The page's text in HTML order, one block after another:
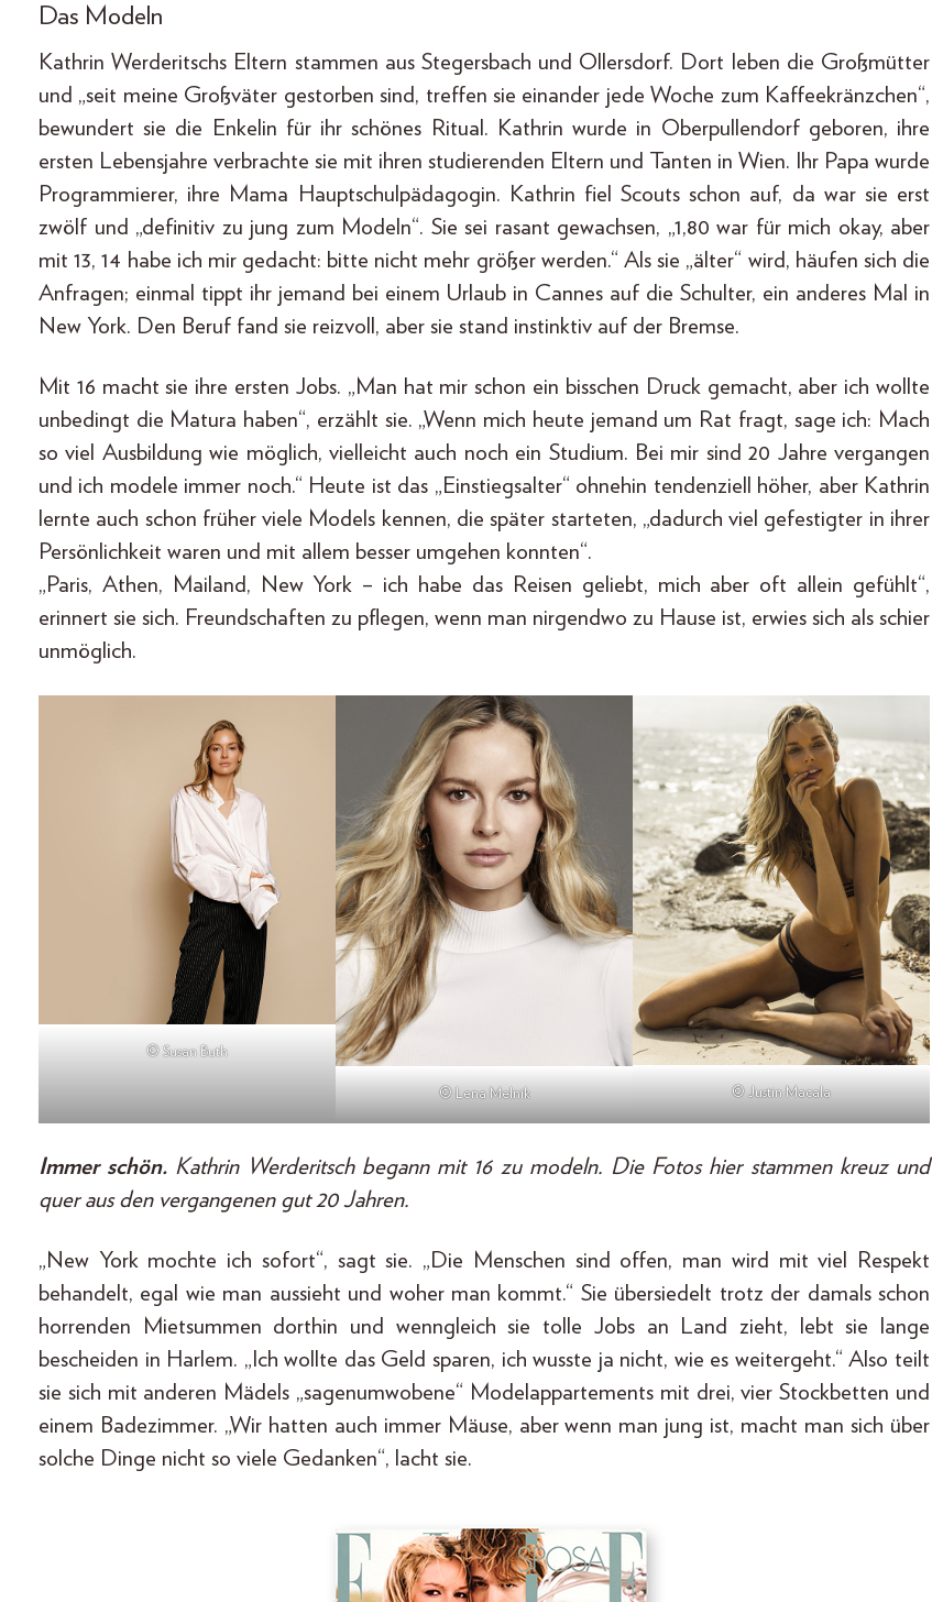
Das Modeln
Kathrin Werderitschs Eltern stammen aus Stegersbach und Ollers­dorf. Dort leben die Großmütter
und „seit meine Großväter gestorben sind, treffen sie einander jede Woche zum Kaffeekränzchen“,
bewundert sie die Enkelin für ihr schönes Ritual. Kathrin wurde in Oberpullendorf geboren, ihre
ersten Lebensjahre verbrachte sie mit ihren studierenden Eltern und Tanten in Wien. Ihr Papa wurde
Programmierer, ihre Mama Hauptschulpädagogin. Kathrin fiel Scouts schon auf, da war sie erst
zwölf und „definitiv zu jung zum Modeln“. Sie sei rasant gewachsen, „1,80 war für mich okay, aber
mit 13, 14 habe ich mir gedacht: bitte nicht mehr größer werden.“ Als sie „älter“ wird, häufen sich die
Anfragen; einmal tippt ihr jemand bei einem Urlaub in Cannes auf die Schulter, ein anderes Mal in
New York. Den Beruf fand sie reizvoll, aber sie stand instinktiv auf der Bremse.
Mit 16 macht sie ihre ersten Jobs. „Man hat mir schon ein bisschen Druck gemacht, aber ich wollte
unbedingt die Matura haben“, erzählt sie. „Wenn mich heute jemand um Rat fragt, sage ich: Mach
so viel Ausbildung wie möglich, vielleicht auch noch ein Studium. Bei mir sind 20 Jahre vergangen
und ich modele immer noch.“ Heute ist das „Einstiegsalter“ ohnehin tendenziell höher, aber Kathrin
lernte auch schon früher viele Models kennen, die später starteten, „dadurch viel gefestigter in ihrer
Persönlichkeit waren und mit allem besser umgehen konnten“.
„Paris, Athen, Mailand, New York – ich habe das Reisen geliebt, mich aber oft allein gefühlt“,
erinnert sie sich. Freundschaften zu pflegen, wenn man nirgendwo zu Hause ist, erwies sich als schier
unmöglich.
© Susan Buth
© Lena Melnik © Justin Macala
Immer schön. Kathrin Werderitsch begann mit 16 zu modeln. Die Fotos hier stammen kreuz und
quer aus den vergangenen gut 20 Jahren.
„New York mochte ich sofort“, sagt sie. „Die Menschen sind offen, man wird mit viel Respekt
behandelt, egal wie man aussieht und woher man kommt.“ Sie übersiedelt trotz der damals schon
horrenden Mietsummen dorthin und wenngleich sie tolle Jobs an Land zieht, lebt sie lange
bescheiden in Harlem. „Ich wollte das Geld sparen, ich wusste ja nicht, wie es weitergeht.“ Also teilt
sie sich mit anderen Mädels „sagenumwobene“ Modelappartements mit drei, vier Stockbetten und
einem Badezimmer. „Wir hatten auch immer Mäuse, aber wenn man jung ist, macht man sich über
solche Dinge nicht so viele Gedanken“, lacht sie.